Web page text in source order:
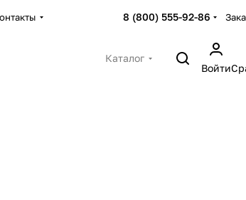
8 (800) 555-92-86
Каталог
Войти